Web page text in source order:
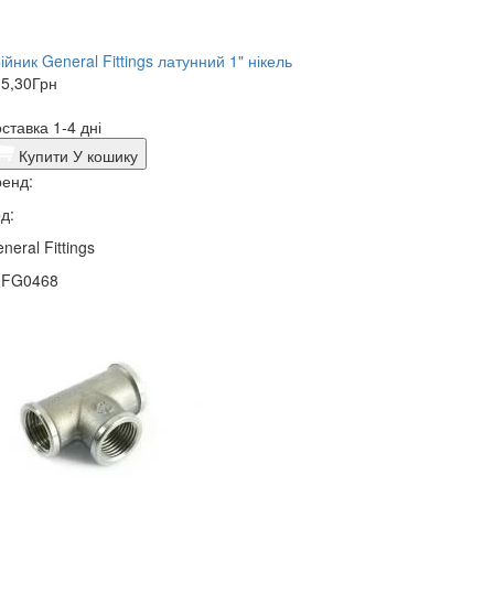
General Fittings латунний 1" нікель
Грн
1-4 дні
Купити У кошику
Fittings